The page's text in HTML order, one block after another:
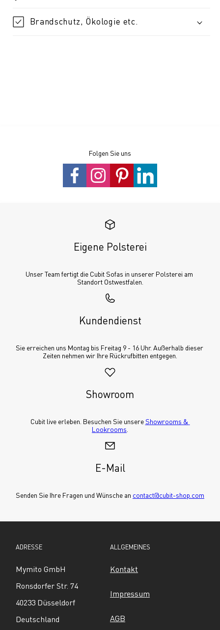
Brandschutz, Ökologie etc.
Folgen Sie uns
Eigene Polsterei
Unser Team fertigt die Cubit Sofas in unserer Polsterei am
Standort Ostwestfalen.
Kundendienst
Sie erreichen uns Montag bis Freitag 9 - 16 Uhr. Außerhalb dieser
Zeiten nehmen wir Ihre Rückrufbitten entgegen.
Showroom
Cubit live erleben. Besuchen Sie unsere Showrooms &
Lookrooms
E-Mail
Senden Sie Ihre Fragen und Wünsche an contact@cubit-shop.com
ADRESSE
Mymito GmbH
Ronsdorfer Str. 74
40233 Düsseldorf
Deutschland
ALLGEMEINES
Kontakt
Impressum
AGB